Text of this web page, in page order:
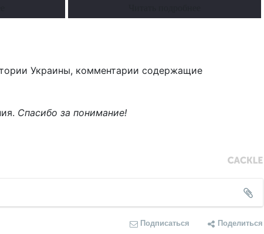
Украины, комментарии содержащие
Спасибо за понимание!
Подписаться Поделиться